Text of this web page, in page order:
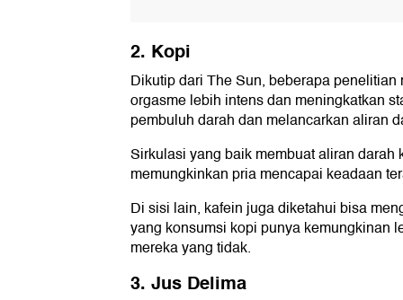
2. Kopi
Dikutip dari The Sun, beberapa
orgasme lebih intens dan meningkatkan
pembuluh darah dan melancarkan aliran
Sirkulasi yang baik membuat aliran
memungkinkan pria mencapai keadaan
Di sisi lain, kafein juga diketahui bisa
yang konsumsi kopi punya kemungkinan
mereka yang tidak.
3. Jus Delima